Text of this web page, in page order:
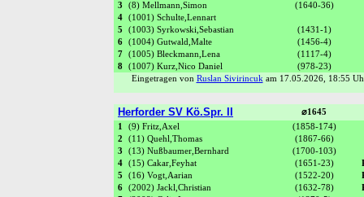
3
(8) Mellmann,Simon
(1640-36)
4
(1001) Schulte,Lennart
5
(1003) Syrkowski,Sebastian
(1431-1)
6
(1004) Gutwald,Malte
(1456-4)
7
(1005) Bleckmann,Lena
(1117-4)
8
(1007) Kurz,Nico Daniel
(978-23)
Eingetragen von Ruslan Sivirincukam 17.05.2026, 18:55
Herforder SV Kö.Spr. II ⌀1645
1 (9) Fritz,Axel
(1858-174)
2
(11) Quehl,Thomas
(1867-66)
3
(13) Nußbaumer,Bernhard
(1700-103)
4
(15) Cakar,Feyhat (1651-23)
5
(16) Vogt,Aarian (1522-20)
6
(2002) Jackl,Christian (1632-78)